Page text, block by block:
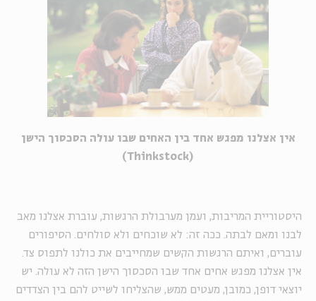
אין אצלנו מפגש אחד בין האחים שבו עולה הסכסוך הישן
(Thinkstock)
היסטוריית המריבות, ועמן מערבולת הרגשות, עוברת אצלנו מאב
לבנו ומאם לבתה. ככה זה: לא שוכחים ולא סולחים. הסיפורים
עוברים, ואיתם הרגשות הקשים שמחייבים את כולנו לתפוס צד.
אין אצלנו מפגש אחים אחד שבו הסכסוך הישן הזה לא עולה . יש
יוצאי דופן, כמובן, מעטים ממש, שהצליחו לשייט להם בין הצדדים